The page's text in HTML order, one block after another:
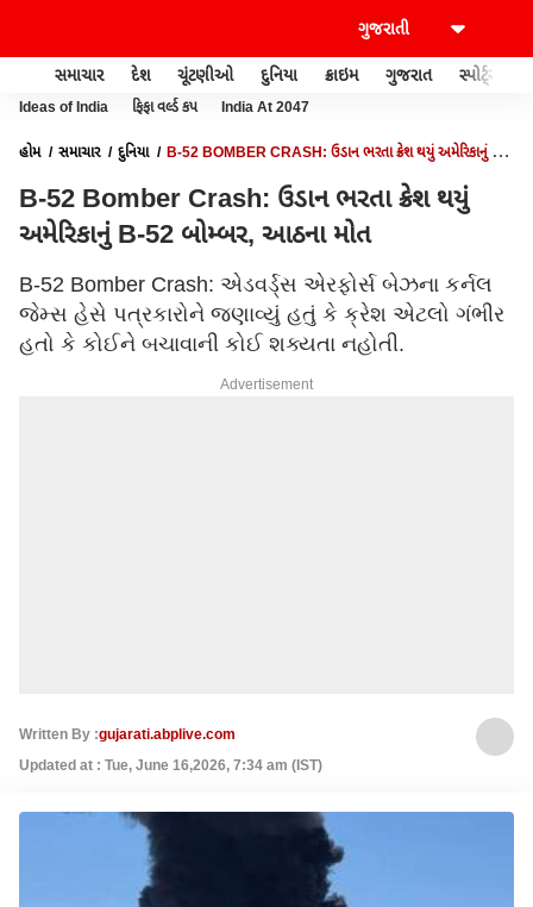
સમાચાર દેશ ચૂંટણીઓ દુનિયા ક્રાઇમ ગુજરાત સ્પોર્ટ્સ
Ideas of India ફિફા વર્લ્ડ કપ India At 2047
હોમ સમાચાર દુનિયા
B-52 BOMBER CRASH: ઉડાન ભરતા ક્રેશ થયું અમેરિકાનું B-
B-52 Bomber Crash: ઉડાન ભરતા ક્રેશ થયું
અમેરિકાનું B-52 બોમ્બર, આઠના મોત
B-52 Bomber Crash: એડવર્ડ્સ એરફોર્સ બેઝના કર્નલ
જેમ્સ હેસે પત્રકારોને જણાવ્યું હતું કે ક્રેશ એટલો ગંભીર
હતો કે કોઈને બચાવાની કોઈ શક્યતા નહોતી.
Advertisement
Written By :gujarati.abplive.com
Updated at : Tue, June 16,2026, 7:34 am (IST)